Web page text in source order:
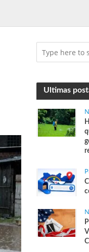
Ultimas